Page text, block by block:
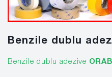
Benzile dublu
Benzile dublu adezive